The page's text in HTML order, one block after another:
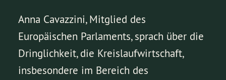
Anna Cavazzini, Mitglied des
Europäischen Parlaments, sprach über die
Dringlichkeit, die Kreislaufwirtschaft,
insbesondere im Bereich des